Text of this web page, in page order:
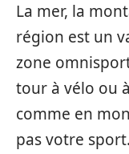
La mer, la
région est un
zone
tour à vélo ou
comme en
pas votre